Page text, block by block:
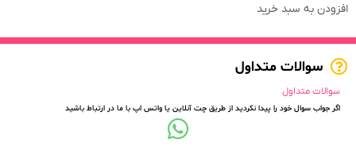
افزودن به سبد خرید
سوالات متداول
سوالات متداول
اگر جواب سوال خود را پیدا نکردید از طریق چت آنلاین یا واتس اپ با ما در ارتباط باشید